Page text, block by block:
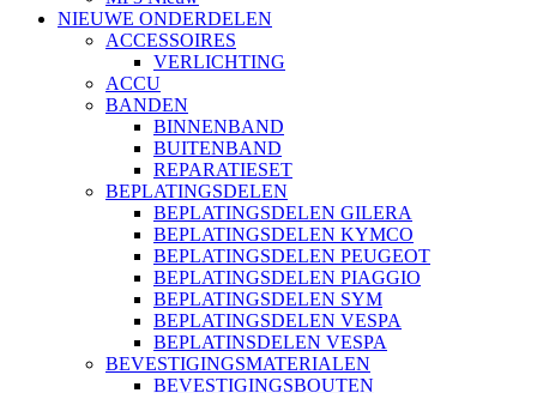
NIEUWE ONDERDELEN
ACCESSOIRES
VERLICHTING
ACCU
BANDEN
BINNENBAND
BUITENBAND
REPARATIESET
BEPLATINGSDELEN
BEPLATINGSDELEN GILERA
BEPLATINGSDELEN KYMCO
BEPLATINGSDELEN PEUGEOT
BEPLATINGSDELEN PIAGGIO
BEPLATINGSDELEN SYM
BEPLATINGSDELEN VESPA
BEPLATINSDELEN VESPA
BEVESTIGINGSMATERIALEN
BEVESTIGINGSBOUTEN